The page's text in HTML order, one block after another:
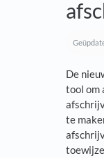
De
tool om
te